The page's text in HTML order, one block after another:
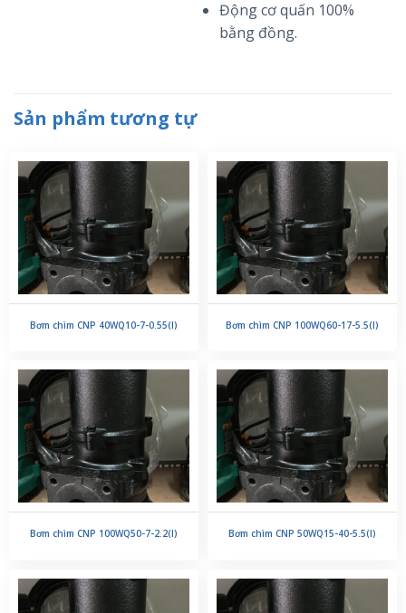
Động cơ quấn 100%
bằng đồng.
Sản phẩm tương tự
Bơm chìm CNP 40WQ10-7-0.55(I) Bơm chìm CNP 100WQ60-17-5.5(I)
Bơm chìm CNP 100WQ50-7-2.2(I) Bơm chìm CNP 50WQ15-40-5.5(I)